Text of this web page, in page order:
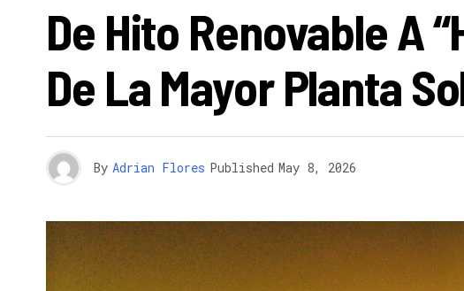
De Hito Renovable A
De La Mayor Planta
By Adrian Flores Published May 8, 2026